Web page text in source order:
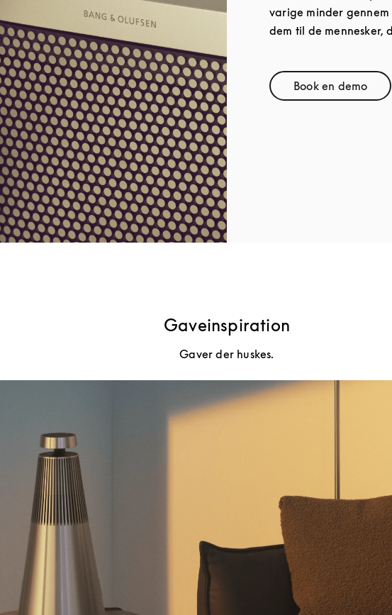
varige minder
dem til de mennesker,
Book en demo
Link Opens
Gaveinspiration
Gaver der huskes.